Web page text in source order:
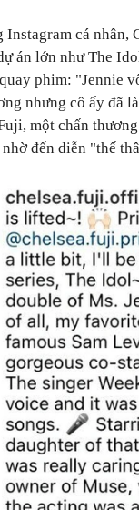
Instagram cá
án lớn nhưThe
phim: "Jennie
nhưng cô ấy đã
một chấn
nhờ đến diễn "thế